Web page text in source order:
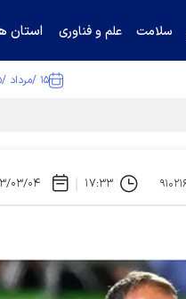
سلامت علم و فناوری استان
۱۵ /مرداد /۱۴۰۵
۱۷:۳۳ ۱۴۰۳/